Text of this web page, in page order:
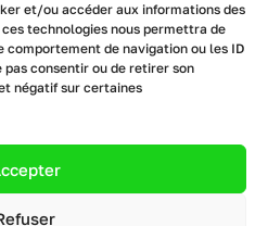
et/ou accéder aux informations des
technologies nous permettra de
de navigation ou les ID
pas consentir ou de retirer son
négatif sur certaines
actualités
Bicom